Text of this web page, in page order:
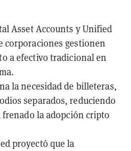
Asset Accounts y Unified
corporaciones gestionen
a efectivo tradicional en
la necesidad de billeteras,
separados, reduciendo
la adopción cripto
proyectó que la